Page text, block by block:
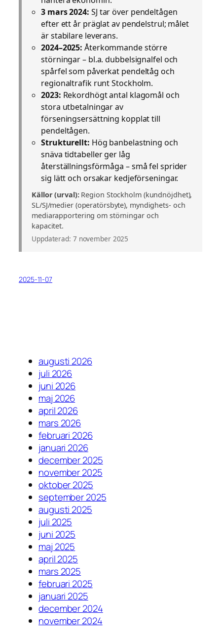
3 mars 2024: SJ tar över pendeltågen
efter ett år präglat av pendelstrul; målet
är stabilare leverans.
2024–2025: Återkommande större
störningar – bl.a. dubbel­signalfel och
spårfel som påverkat pendeltåg och
regionaltrafik runt Stockholm.
2023: Rekordhögt antal klagomål och
stora utbetalningar av
förseningsersättning kopplat till
pendeltågen.
Strukturellt: Hög banbelastning och
snäva tidtabeller ger låg
återställningsförmåga – små fel sprider
sig lätt och orsakar kedjeförseningar.
Källor (urval): Region Stockholm (kundnöjdhet),
SL/SJ/medier (operatörsbyte), myndighets- och
mediarapportering om störningar och
kapacitet.
Uppdaterad: 7 november 2025
2025-11-07
augusti 2026
juli 2026
juni 2026
maj 2026
april 2026
mars 2026
februari 2026
januari 2026
december 2025
november 2025
oktober 2025
september 2025
augusti 2025
juli 2025
juni 2025
maj 2025
april 2025
mars 2025
februari 2025
januari 2025
december 2024
november 2024